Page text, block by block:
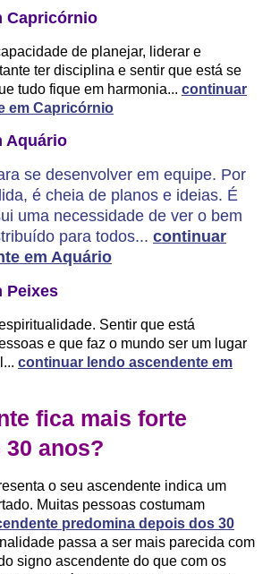
Capricórnio
de planejar, liderar e
ter disciplina e sentir que está se
tudo fique em harmonia... continuar
em Capricórnio
Aquário
se desenvolver em equipe. Por
é cheia de planos e ideias. É
uma necessidade de ver o bem
para todos... continuar
em Aquário
Peixes
Sentir que está
e que faz o mundo ser um lugar
continuar lendo ascendente em
fica mais forte
anos?
o seu ascendente indica um
Muitas pessoas costumam
predomina depois dos 30
passa a ser mais parecida com
signo ascendente do que com os